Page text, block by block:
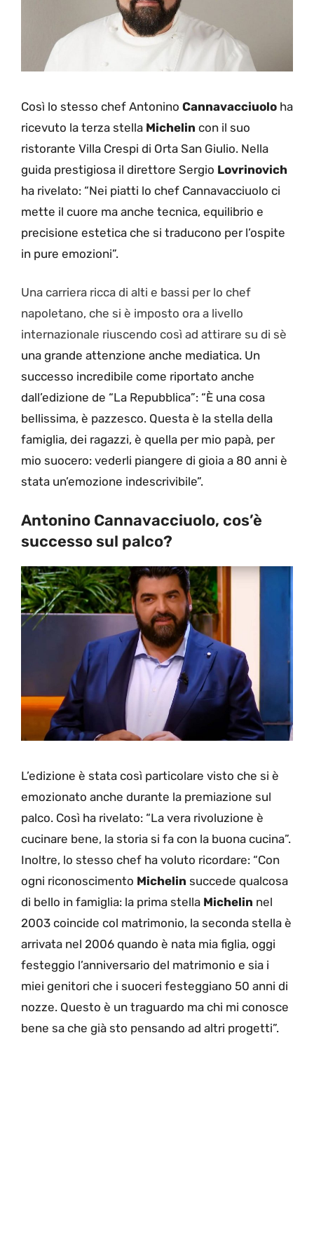
Così lo stesso chef Antonino Cannavacciuolo ha
ricevuto la terza stella Michelin con il suo
ristorante Villa Crespi di Orta San Giulio. Nella
guida prestigiosa il direttore Sergio Lovrinovich
ha rivelato: “Nei piatti lo chef Cannavacciuolo ci
mette il cuore ma anche tecnica, equilibrio e
precisione estetica che si traducono per l’ospite
in pure emozioni”.
Una carriera ricca di alti e bassi per lo chef
napoletano, che si è imposto ora a livello
internazionale riuscendo così ad attirare su di sè
una grande attenzione anche mediatica. Un
successo incredibile come riportato anche
dall’edizione de “La Repubblica”: “È una cosa
bellissima, è pazzesco. Questa è la stella della
famiglia, dei ragazzi, è quella per mio papà, per
mio suocero: vederli piangere di gioia a 80 anni è
stata un’emozione indescrivibile”.
Antonino Cannavacciuolo, cos’è
successo sul palco?
L’edizione è stata così particolare visto che si è
emozionato anche durante la premiazione sul
palco. Così ha rivelato: “La vera rivoluzione è
cucinare bene, la storia si fa con la buona cucina”.
Inoltre, lo stesso chef ha voluto ricordare: “Con
ogni riconoscimento Michelin succede qualcosa
di bello in famiglia: la prima stella Michelin nel
2003 coincide col matrimonio, la seconda stella è
arrivata nel 2006 quando è nata mia figlia, oggi
festeggio l’anniversario del matrimonio e sia i
miei genitori che i suoceri festeggiano 50 anni di
nozze. Questo è un traguardo ma chi mi conosce
bene sa che già sto pensando ad altri progetti”.